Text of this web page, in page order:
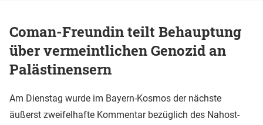
Coman-Freundin teilt Behauptung
über vermeintlichen Genozid an
Palästinensern
Am Dienstag wurde im Bayern-Kosmos der nächste
äußerst zweifelhafte Kommentar bezüglich des Nahost-